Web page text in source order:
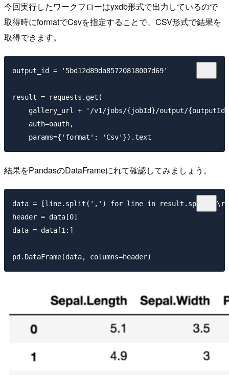
今回実行したワークフローはyxdb形式で出力しているので
取得時にformatでCsvを指定することで、CSV形式で結果を
取得できます。
output_id = '5bd12d89da85720818007d69'
result = requests.get(
gallery_url + '/v1/jobs/{jobId}/output/
    auth=oauth,
結果をPandasのDataFrameにれて確認してみましょう。
data = [line.split(',') for line in
header = data[0]
data = data[1:]